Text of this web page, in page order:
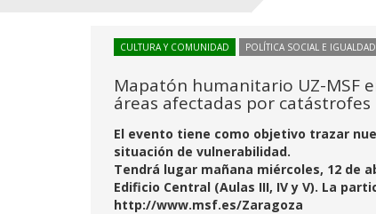
CULTURA Y COMUNIDAD POLÍTICA SOCIAL E IGUALDAD
Mapatón humanitario UZ-MSF
áreas afectadas por catástrofes
El evento tiene como objetivo trazar
situación de vulnerabilidad.
Tendrá lugar mañana miércoles, 12 de
Edificio Central (Aulas III, IV y V). La
http://www.msf.es/Zaragoza